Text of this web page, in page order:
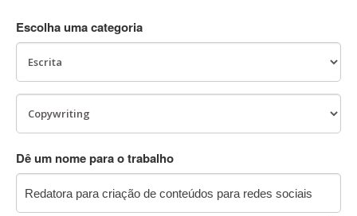
Escolha uma categoria
Dê um nome para o trabalho